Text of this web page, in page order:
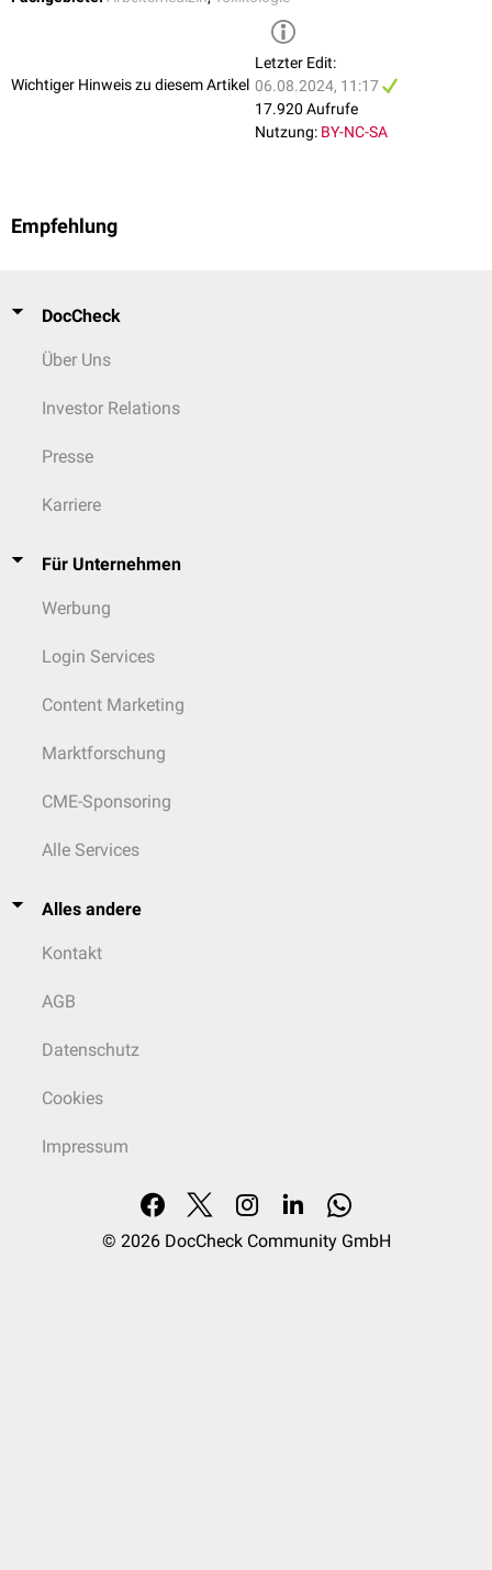
Wichtiger Hinweis zu diesem Artikel
Letzter Edit:
06.08.2024, 11:17
17.920 Aufrufe
Nutzung: BY-NC-SA
Empfehlung
DocCheck
Über Uns
Investor Relations
Presse
Karriere
Für Unternehmen
Werbung
Login Services
Content Marketing
Marktforschung
CME-Sponsoring
Alle Services
Alles andere
Kontakt
AGB
Datenschutz
Cookies
Impressum
© 2026 DocCheck Community GmbH